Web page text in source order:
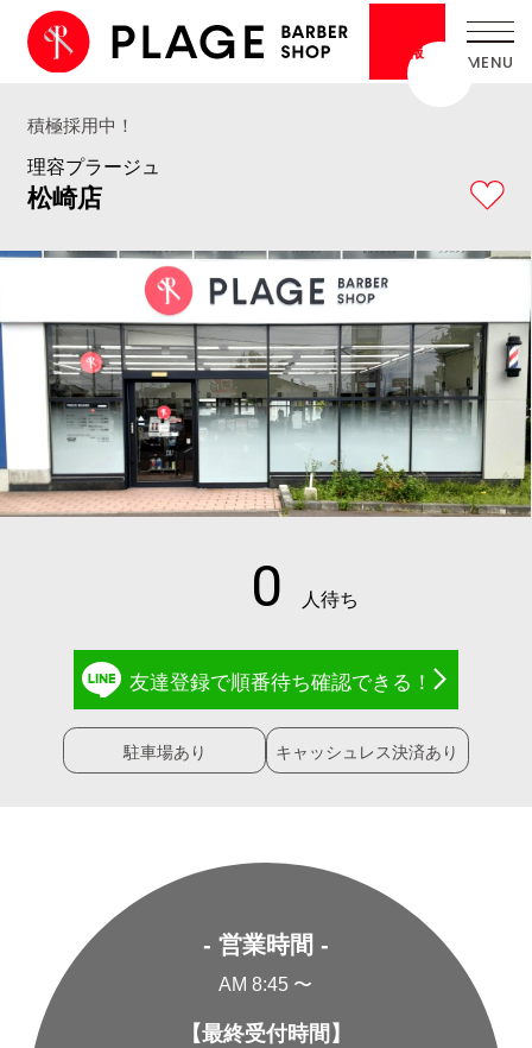
情報
積極採用中！
理容プラージュ
松崎店
駐車場あり キャッシュレス決済あり
友達登録で順番待ち確認できる！
- 営業時間 -
AM 8:45 〜
【最終受付時間】